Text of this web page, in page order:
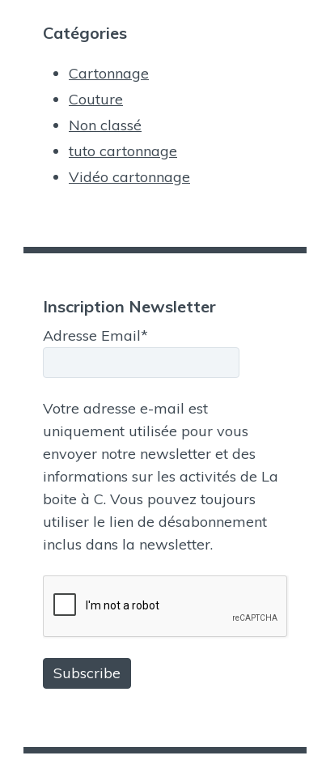
Catégories
Cartonnage
Couture
Non classé
tuto cartonnage
Vidéo cartonnage
Inscription Newsletter
Adresse Email*
Votre adresse e-mail est
uniquement utilisée pour vous
envoyer notre newsletter et des
informations sur les activités de La
boite à C. Vous pouvez toujours
utiliser le lien de désabonnement
inclus dans la newsletter.